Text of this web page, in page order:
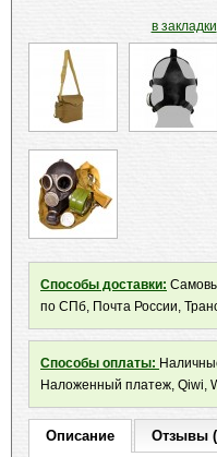
в закладки
Способы доставки:
по СПб, Почта России,
Способы оплаты:
Наложенный платеж, Qiwi,
Описание Отзывы